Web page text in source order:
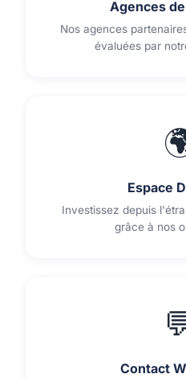
Agences
Nos agences
évaluées par
Espace
Investissez depuis
grâce à nos
Contact